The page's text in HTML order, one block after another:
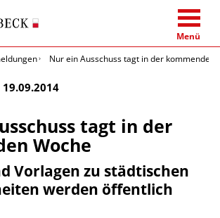
Menü
Nur ein Ausschuss tagt in der kommenden
19.09.2014
tagt in der
Woche
Vorlagen zu städtischen
werden öffentlich